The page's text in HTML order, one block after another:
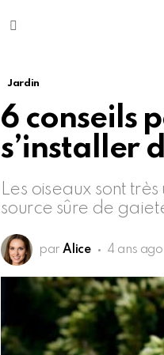
Jardin
6 conseils
s’installer
Les oiseaux sont
source sûre de
par Alice 4 ans ago